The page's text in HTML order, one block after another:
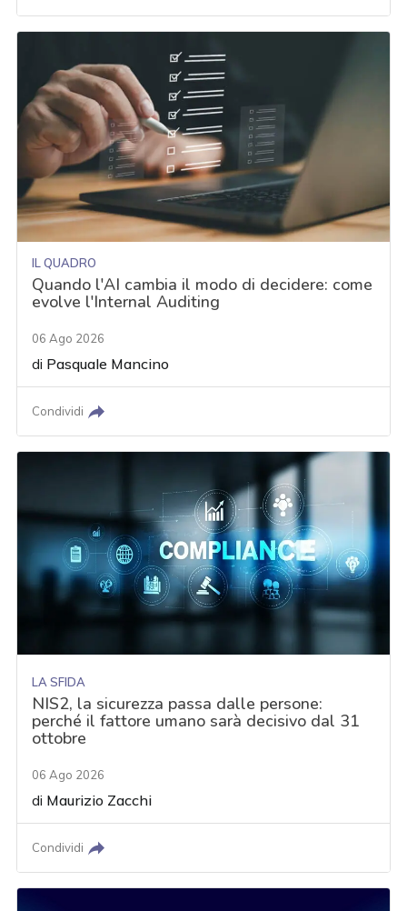
IL QUADRO
Quando l'AI cambia il modo di decidere: come
evolve l'Internal Auditing
06 Ago 2026
di Pasquale Mancino
Condividi
LA SFIDA
NIS2, la sicurezza passa dalle persone:
perché il fattore umano sarà decisivo dal 31
ottobre
06 Ago 2026
di Maurizio Zacchi
Condividi